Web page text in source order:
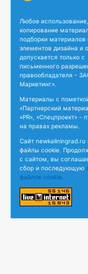
Любое
копирование
подборки материалов
элементов дизайна и
допускается только с
письменного
правообладателя -
Маркетинг».
Материалы с
«Партнерский
«PR», «Спецпроект» -
на правах рекламы.
Сайт newkaliningrad.ru
файлы cookie.
с сайтом, вы
сбор и последующую
файлов cookie.